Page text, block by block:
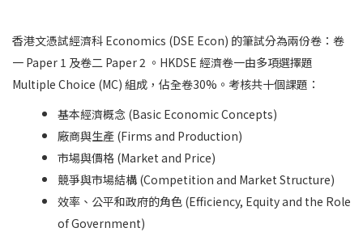
香港文憑試經濟科 Economics (DSE Econ) 的筆試分為兩份卷：卷
一 Paper 1 及卷二 Paper 2 。HKDSE 經濟卷一由多項選擇題
Multiple Choice (MC) 組成，佔全卷30%。考核共十個課題：
基本經濟概念 (Basic Economic Concepts)
廠商與生產 (Firms and Production)
市場與價格 (Market and Price)
競爭與市場結構 (Competition and Market Structure)
效率、公平和政府的角色 (Efficiency, Equity and the Role
of Government)